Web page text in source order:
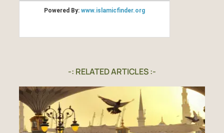
-: RELATED ARTICLES :-